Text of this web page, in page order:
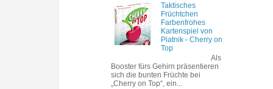
Taktisches
Früchtchen
Farbenfrohes
Kartenspiel von
Piatnik - Cherry on
Top
Als
Booster fürs Gehirn präsentieren
sich die bunten Früchte bei
„Cherry on Top“, ein...